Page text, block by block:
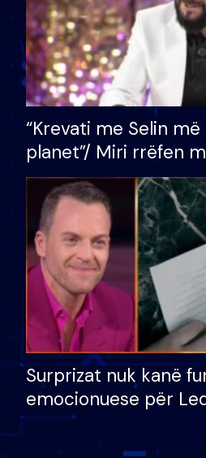
“Krevati me Selin
planet”/ Miri rrëfen
bukura në shtëpinë
mungojë zilja e
Surprizat nuk kanë
emocionuese për
nëna dhe fëmijët e
nuk i mban dot lotët: